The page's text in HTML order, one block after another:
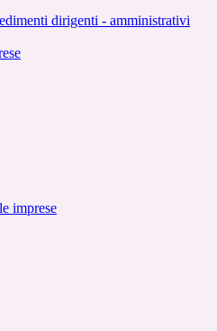
dirigenti - amministrativi
imprese